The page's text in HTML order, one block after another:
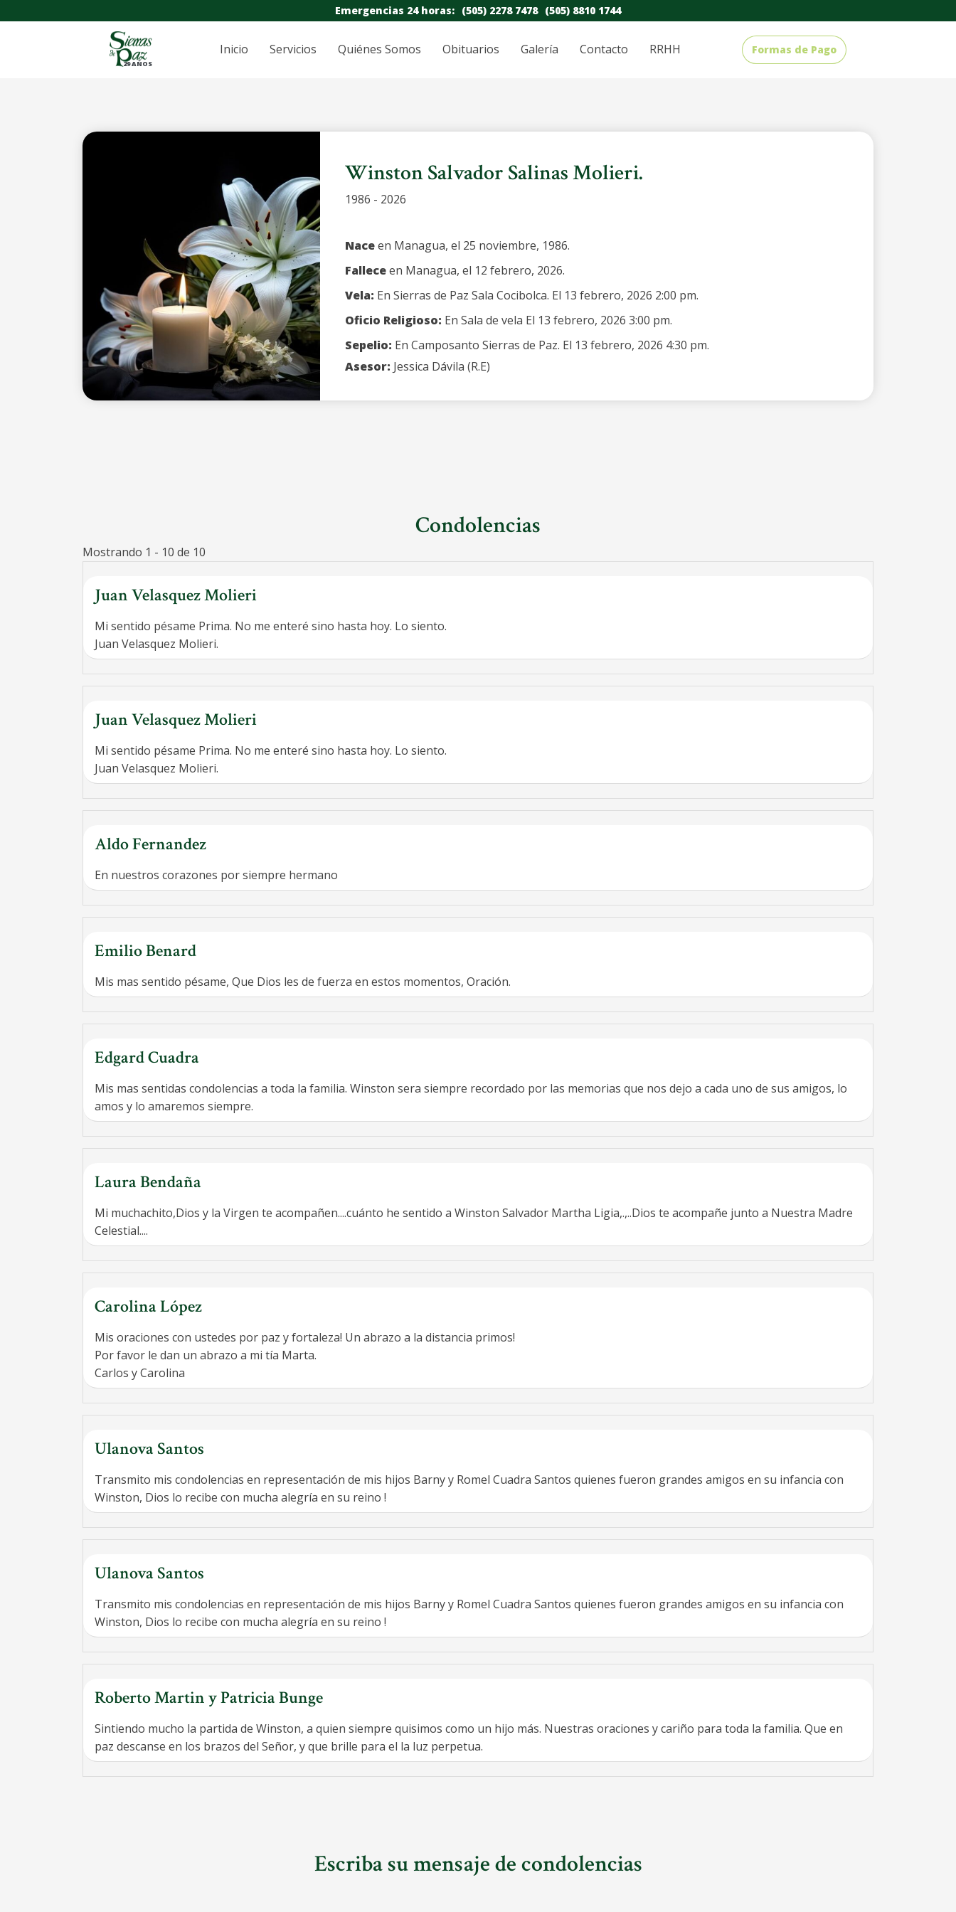
Emergencias 24 horas: (505) 2278 7478 (505) 8810 1744
29 AÑOS
Inicio Servicios Quiénes Somos Obituarios Galería Contacto RRHH Formas de Pago
Winston Salvador Salinas Molieri.
1986 - 2026
Naceen Managua, el 25 noviembre, 1986.
Falleceen Managua, el 12 febrero, 2026.
Vela: En Sierras de Paz Sala Cocibolca. El 13 febrero, 2026 2:00 pm.
Oficio Religioso: En Sala de vela El 13 febrero, 2026 3:00 pm.
Sepelio: En Camposanto Sierras de Paz. El 13 febrero, 2026 4:30 pm.
Asesor: Jessica Dávila (R.E)
Condolencias
Mostrando 1 - 10 de 10
Juan Velasquez Molieri
Mi sentido pésame Prima. No me enteré sino hasta hoy. Lo siento.
Juan Velasquez Molieri.
Juan Velasquez Molieri
Mi sentido pésame Prima. No me enteré sino hasta hoy. Lo siento.
Juan Velasquez Molieri.
Aldo Fernandez
En nuestros corazones por siempre hermano
Emilio Benard
Mis mas sentido pésame, Que Dios les de fuerza en estos momentos, Oración.
Edgard Cuadra
Mis mas sentidas condolencias a toda la familia. Winston sera siempre recordado por las memorias que nos dejo a cada uno de sus amigos, lo
amos y lo amaremos siempre.
Laura Bendaña
Mi muchachito,Dios y la Virgen te acompañen....cuánto he sentido a Winston Salvador Martha Ligia,.,..Dios te acompañe junto a Nuestra Madre
Celestial....
Carolina López
Mis oraciones con ustedes por paz y fortaleza! Un abrazo a la distancia primos!
Por favor le dan un abrazo a mi tía Marta.
Carlos y Carolina
Ulanova Santos
Transmito mis condolencias en representación de mis hijos Barny y Romel Cuadra Santos quienes fueron grandes amigos en su infancia con
Winston, Dios lo recibe con mucha alegría en su reino !
Ulanova Santos
Transmito mis condolencias en representación de mis hijos Barny y Romel Cuadra Santos quienes fueron grandes amigos en su infancia con
Winston, Dios lo recibe con mucha alegría en su reino !
Roberto Martin y Patricia Bunge
Sintiendo mucho la partida de Winston, a quien siempre quisimos como un hijo más. Nuestras oraciones y cariño para toda la familia. Que en
paz descanse en los brazos del Señor, y que brille para el la luz perpetua.
Escriba su mensaje de condolencias